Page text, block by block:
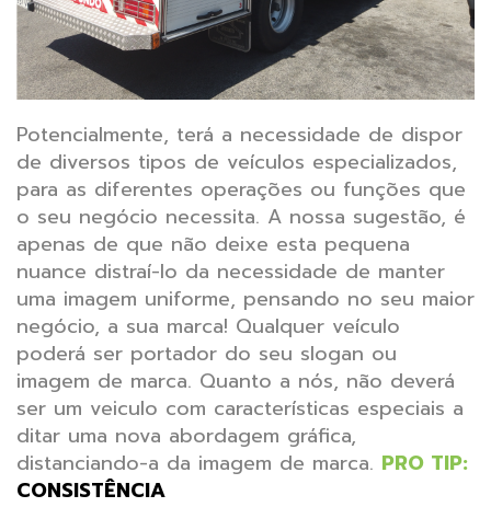
Potencialmente, terá a necessidade de dispor
de diversos tipos de veículos especializados,
para as diferentes operações ou funções que
o seu negócio necessita. A nossa sugestão, é
apenas de que não deixe esta pequena
nuance distraí-lo da necessidade de manter
uma imagem uniforme, pensando no seu maior
negócio, a sua marca! Qualquer veículo
poderá ser portador do seu slogan ou
imagem de marca. Quanto a nós, não deverá
ser um veiculo com características especiais a
ditar uma nova abordagem gráfica,
distanciando-a da imagem de marca. PRO TIP:
CONSISTÊNCIA